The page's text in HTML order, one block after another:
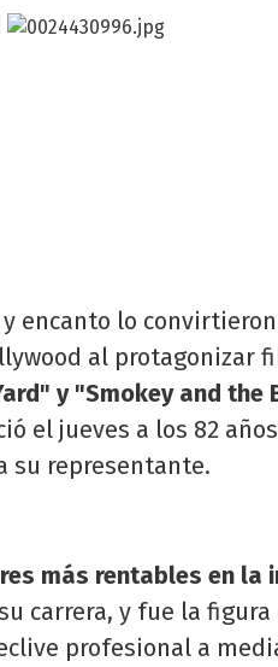
encanto lo
al protagonizar
y "Smokey and the
el jueves a los 82
su representante.
más rentables en la
carrera, y fue la
profesional a